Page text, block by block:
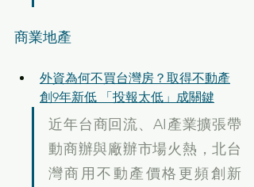
商業地產
外資為何不買台灣房？取得不動產
創9年新低 「投報太低」成關鍵
近年台商回流、AI產業擴張帶
動商辦與廠辦市場火熱，北台
灣商用不動產價格更頻創新